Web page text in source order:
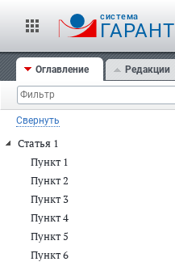
cистема
ГАРАНТ
Оглавление Редакции
Свернуть
Статья 1
Пункт 1
Пункт 2
Пункт 3
Пункт 4
Пункт 5
Пункт 6